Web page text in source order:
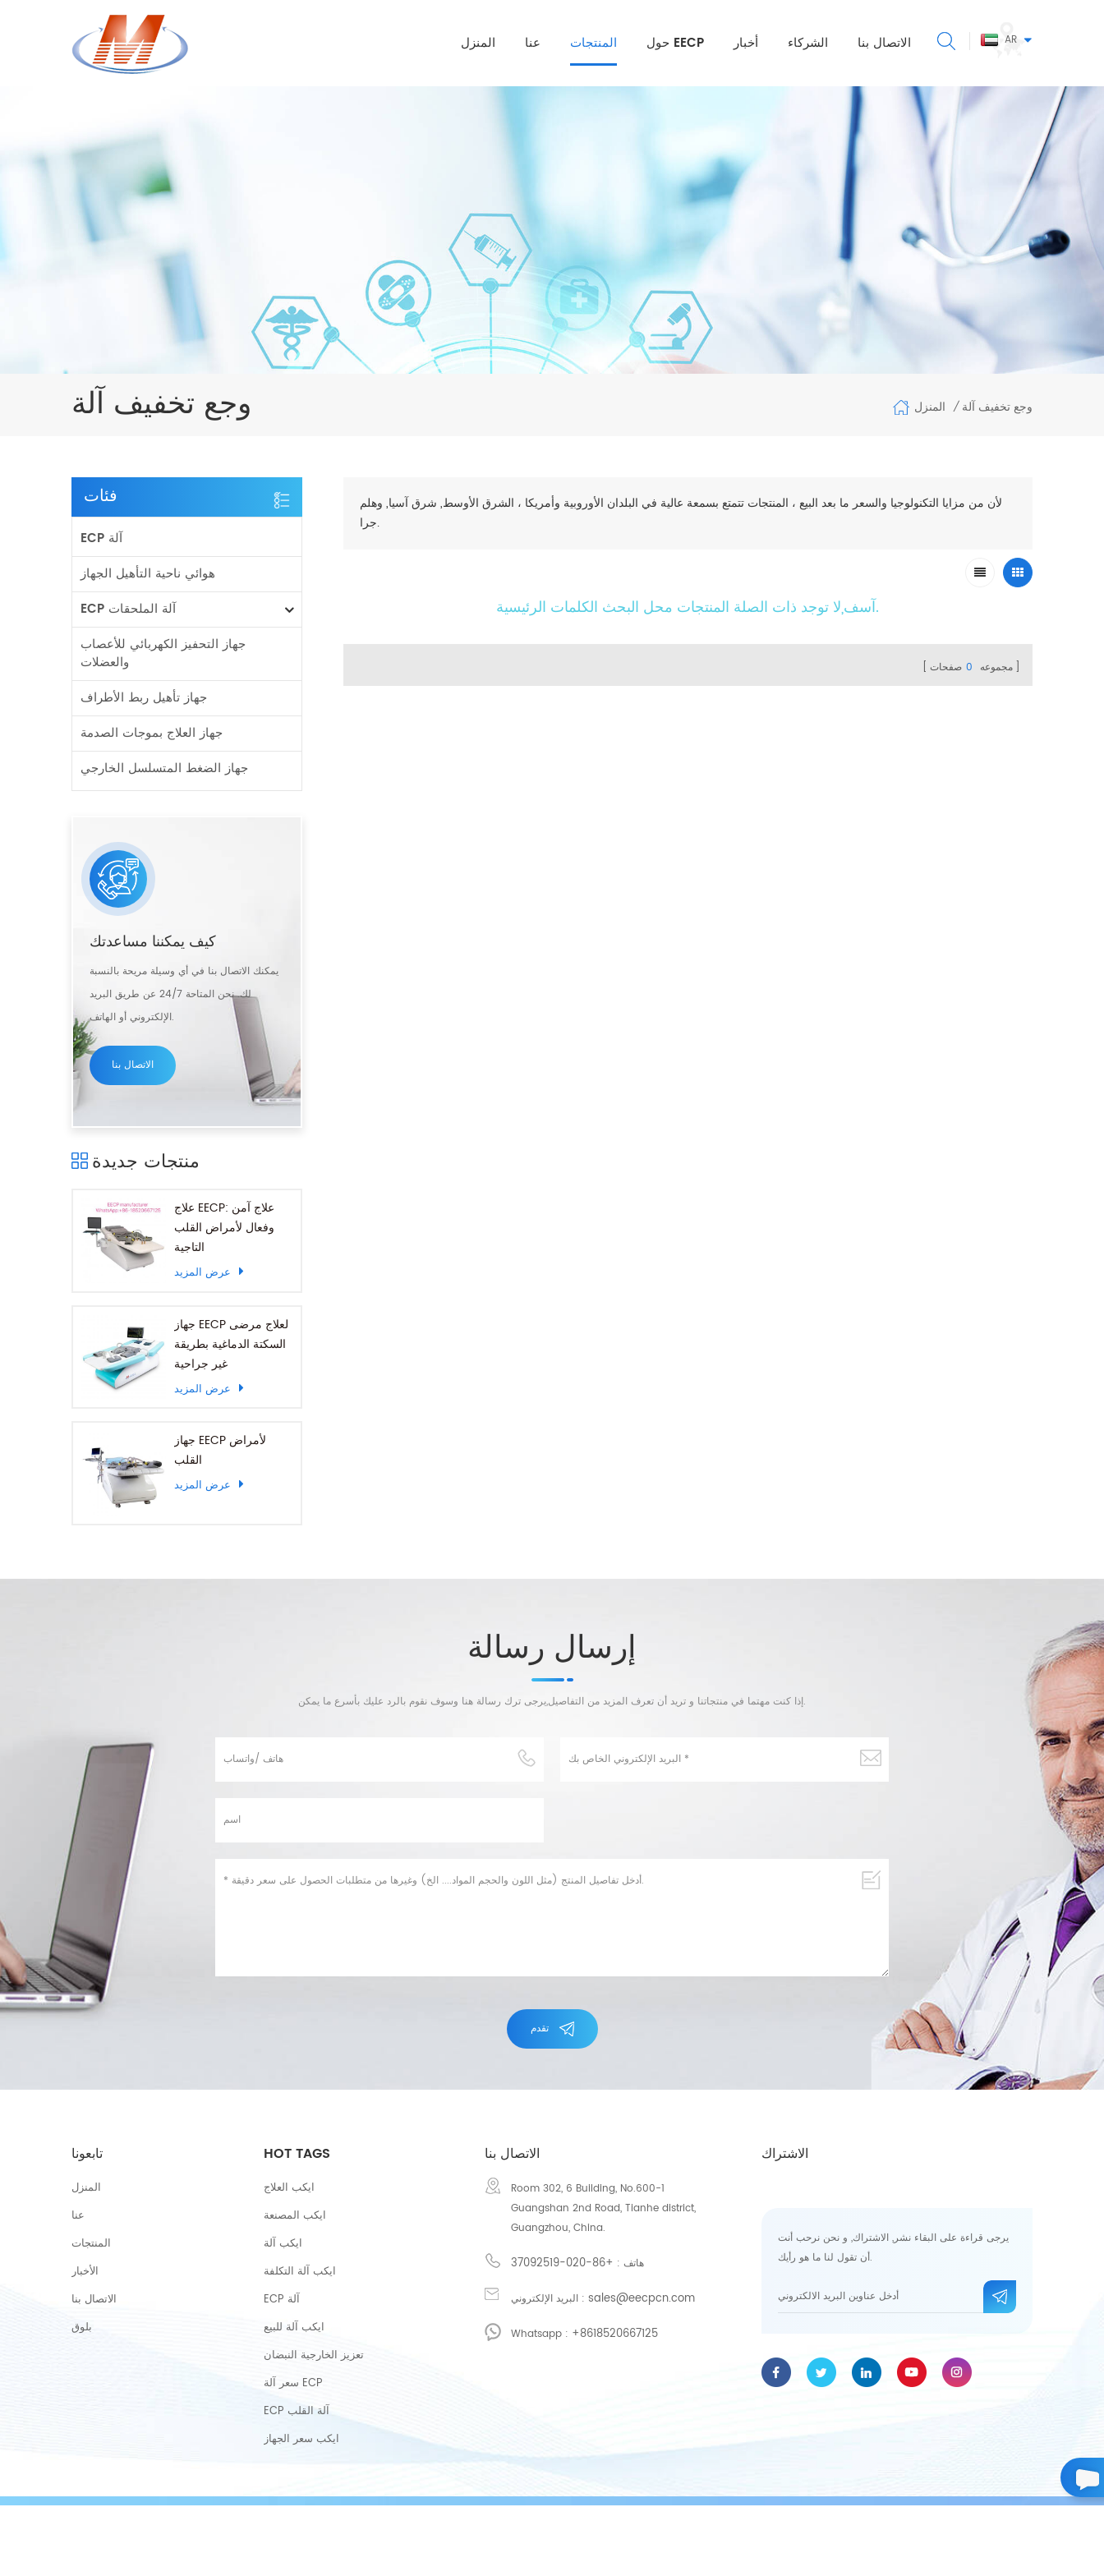
AR المنزل عنا المنتجات حول EECP أخبار الشركاء الاتصال بنا
وجع تخفيف آلة المنزل / وجع تخفيف آلة
فئات
ECP آلة
هوائي ناحية التأهيل الجهاز
ECP آلة الملحقات
جهاز التحفيز الكهربائي للأعصاب
والعضلات
جهاز تأهيل ربط الأطراف
جهاز العلاج بموجات الصدمة
جهاز الضغط المتسلسل الخارجي
كيف يمكننا مساعدتك
يمكنك الاتصال بنا في أي وسيلة مريحة بالنسبة
لك. نحن المتاحة 24/7 عن طريق البريد
الإلكتروني أو الهاتف.
الاتصال بنا
منتجات جديدة
علاج EECP: علاج آمن
وفعال لأمراض القلب
التاجية
عرض المزيد
جهاز EECP لعلاج مرضى
السكتة الدماغية بطريقة
غير جراحية
عرض المزيد
جهاز EECP لأمراض
القلب
عرض المزيد
لأن من مزايا التكنولوجيا والسعر ما بعد البيع ، المنتجات تتمتع بسمعة عالية في البلدان الأوروبية وأمريكا ، الشرق الأوسط, شرق آسيا, وهلم
جرا.
آسف,لا توجد ذات الصلة المنتجات محل البحث الكلمات الرئيسية.
مجموعه 0 صفحات
إرسال رسالة
إذا كنت مهتما في منتجاتنا و تريد أن تعرف المزيد من التفاصيل,يرجى ترك رسالة هنا وسوف نقوم بالرد عليك بأسرع ما يمكن.
تقدم
تابعونا
المنزل
عنا
المنتجات
الأخبار
الاتصال بنا
بلوق
HOT TAGS
ايكب العلاج
ايكب المصنعة
ايكب آلة
ايكب آلة التكلفة
ECP آلة
ايكب آلة للبيع
تعزيز الخارجية النبضان
سعر آلة ECP
ECP آلة القلب
ايكب سعر الجهاز
الاتصال بنا
Room 302, 6 Building, No.600-1
Guangshan 2nd Road, Tianhe district,
Guangzhou, China.
هاتف : +86-020-37092519
البريد الإلكتروني :sales@eecpcn.com
Whatsapp : +8618520667125
الاشتراك
يرجى قراءة على البقاء نشر, الاشتراك, و نحن نرحب أنت
أن تقول لنا ما هو رأيك.